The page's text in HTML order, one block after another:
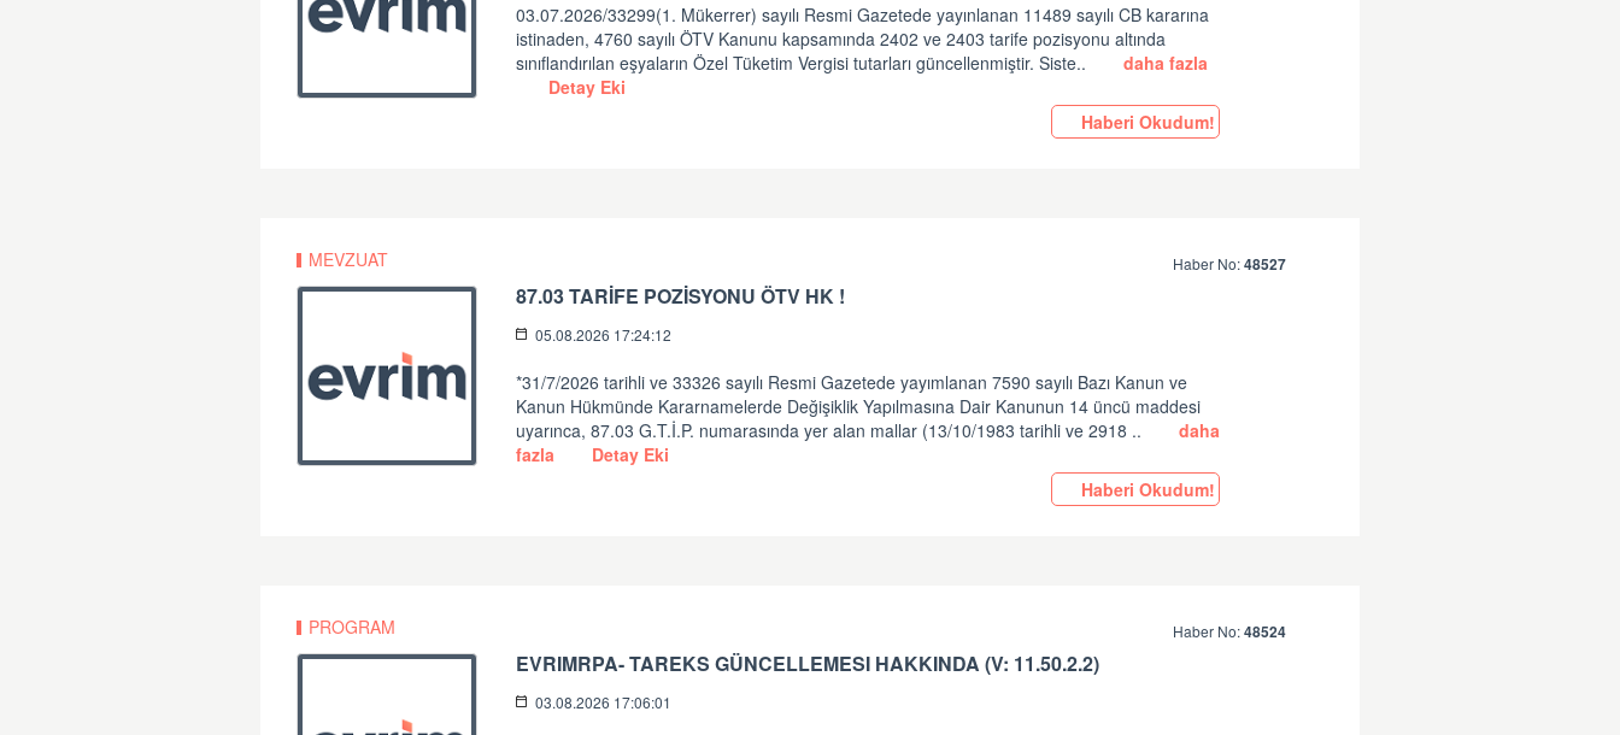
03.07.2026/33299(1. Mükerrer) sayılı Resmi Gazetede yayınlanan 11489 sayılı CB kararına
istinaden, 4760 sayılı ÖTV Kanunu kapsamında 2402 ve 2403 tarife pozisyonu altında
sınıflandırılan eşyaların Özel Tüketim Vergisi tutarları güncellenmiştir. Siste..
daha fazla
Detay Eki
Haberi Okudum!
MEVZUAT Haber No:48527
87.03 TARİFE POZİSYONU ÖTV HK !
05.08.2026 17:24:12
*31/7/2026 tarihli ve 33326 sayılı Resmi Gazetede yayımlanan 7590 sayılı Bazı Kanun ve
Kanun Hükmünde Kararnamelerde Değişiklik Yapılmasına Dair Kanunun 14 üncü maddesi
uyarınca, 87.03 G.T.İ.P. numarasında yer alan mallar (13/10/1983 tarihli ve 2918 ..
daha
fazla
Detay Eki
Haberi Okudum!
PROGRAM Haber No:48524
EVRIMRPA- TAREKS GÜNCELLEMESI HAKKINDA (V: 11.50.2.2)
03.08.2026 17:06:01